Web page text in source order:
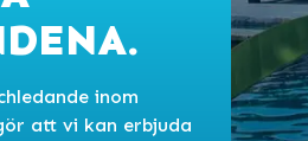
inom
att vi kan erbjuda